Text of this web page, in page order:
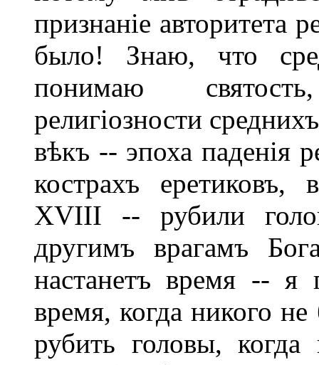
признаніе авторитета
было! Знаю, что
понимаю
религіозности
вѣкъ -- эпоха паденія
кострахъ еретиковъ,
XVIII -- рубили
другимъ врагамъ
настанетъ время -- я
время, когда никого
рубить головы,